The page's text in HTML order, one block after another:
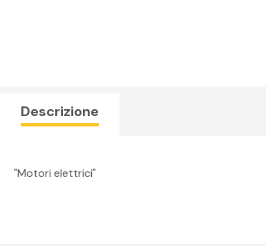
Descrizione
"Motori elettrici"